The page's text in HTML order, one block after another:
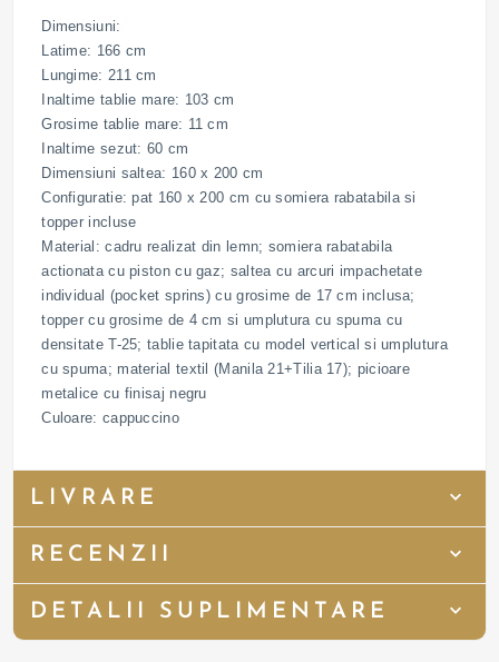
Dimensiuni:
Latime: 166 cm
Lungime: 211 cm
Inaltime tablie mare: 103 cm
Grosime tablie mare: 11 cm
Inaltime sezut: 60 cm
Dimensiuni saltea: 160 x 200 cm
Configuratie: pat 160 x 200 cm cu somiera rabatabila si
topper incluse
Material: cadru realizat din lemn; somiera rabatabila
actionata cu piston cu gaz; saltea cu arcuri impachetate
individual (pocket sprins) cu grosime de 17 cm inclusa;
topper cu grosime de 4 cm si umplutura cu spuma cu
densitate T-25; tablie tapitata cu model vertical si umplutura
cu spuma; material textil (Manila 21+Tilia 17); picioare
metalice cu finisaj negru
Culoare: cappuccino
LIVRARE
RECENZII
DETALII SUPLIMENTARE